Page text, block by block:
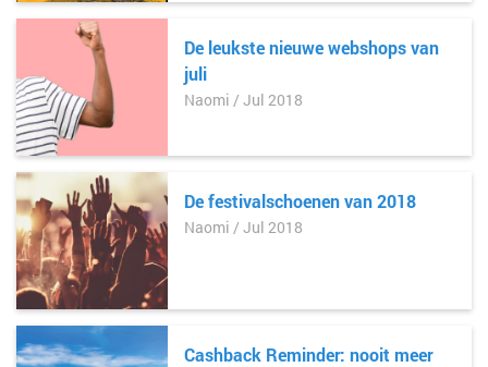
De leukste nieuwe webshops van
juli
Naomi / Jul 2018
De festivalschoenen van 2018
Naomi / Jul 2018
Cashback Reminder: nooit meer